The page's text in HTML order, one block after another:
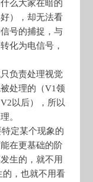
么大家在暗的
），却无法看
号的捕捉，与
化为电信号，
负责处理视觉
处理的（V1领
以后），所以
。
定某个现象的
在更基础的阶
生的，就不用
的，也就不用看